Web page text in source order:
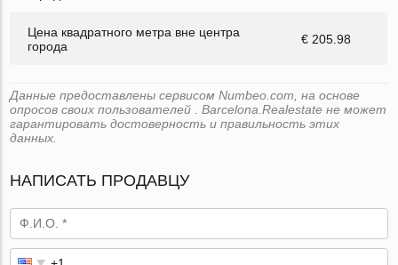
Цена квадратного метра вне центра
города
€ 205.98
Данные предоставлены сервисом Numbeo.com, на основе
опросов своих пользователей . Barcelona.Realestate не может
гарантировать достоверность и правильность этих
данных.
НАПИСАТЬ ПРОДАВЦУ